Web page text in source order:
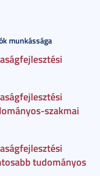
munkássága
szakmai
tudományos